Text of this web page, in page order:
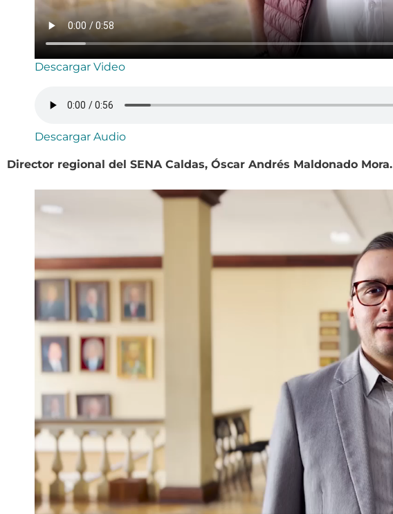
Descargar Video
Descargar Audio
Director regional del SENA Caldas, Óscar Andrés Maldonado Mora.